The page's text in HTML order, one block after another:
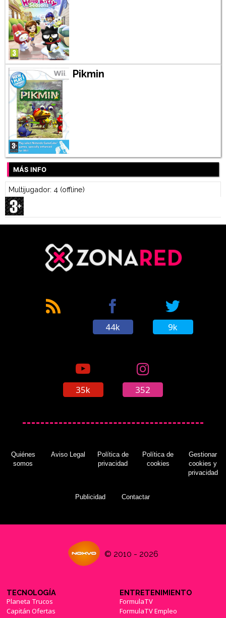
Pikmin
MÁS INFO
Multijugador: 4 (offline)
44k 9k
35k 352
Quiénes
somos
Aviso Legal
Política de
privacidad
Política de
cookies
Gestionar
cookies y
privacidad
Publicidad Contactar
© 2010 - 2026
TECNOLOGÍA
Planeta Trucos
Capitán Ofertas
ENTRETENIMIENTO
FormulaTV
FormulaTV Empleo